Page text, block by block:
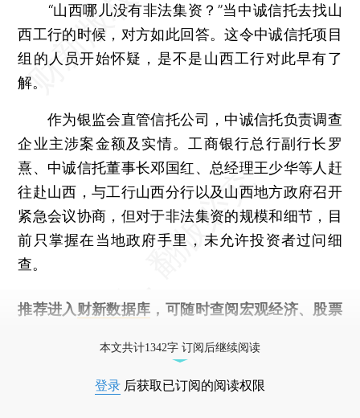
“山西哪儿没有非法集资？”当中诚信托去找山
西工行的时候，对方如此回答。这令中诚信托项目
组的人员开始怀疑，是不是山西工行对此早有了
解。
作为银监会直管信托公司，中诚信托负责调查
企业主涉案金额及实情。工商银行总行副行长罗
熹、中诚信托董事长邓国红、总经理王少华等人赶
往赴山西，与工行山西分行以及山西地方政府召开
紧急会议协商，但对于非法集资的规模和细节，目
前只掌握在当地政府手里，未允许投资者过问细
查。
推荐进入 财新数据库 ，可随时查阅宏观经济、股票
本文共计1342字 订阅后继续阅读
登录 后获取已订阅的阅读权限